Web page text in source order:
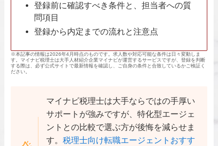
登録前に確認すべき条件と、担当者への質
問項目
登録から内定までの流れと注意点
※本記事の情報は2026年4月時点のものです。求人数や対応可能な条件は日々変動しま
す。マイナビ税理士は大手人材紹介企業マイナビが運営するサービスですが、登録を判断
する際は、必ず公式サイトで最新情報を確認し、ご自身の条件と合致しているかご検証く
ださい。
マイナビ税理士は大手ならではの手厚い
サポートが強みですが、特化型エージェ
ントとの比較で選ぶ方が後悔を減らせま
す。 税理士向け転職エージェントおすす